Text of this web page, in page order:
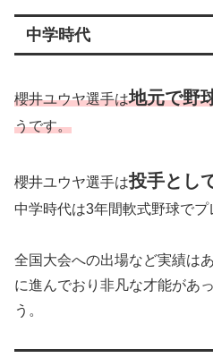
中学時代
櫻井ユウヤ選手は地元で野
うです。
櫻井ユウヤ選手は投手とし
中学時代は3年間軟式野球でプ
全国大会への出場など実績は
に進んでおり非凡な才能があ
う。